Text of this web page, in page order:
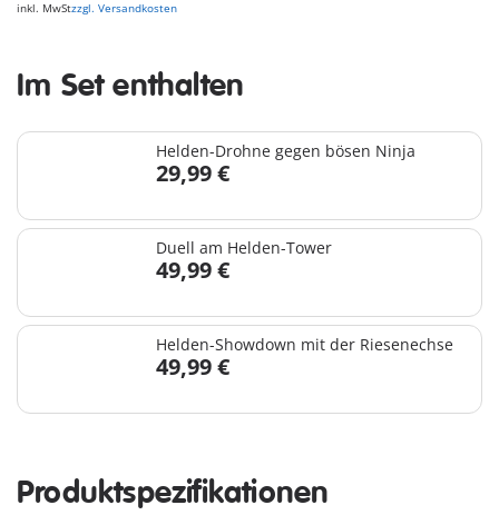
inkl. MwStzzgl. Versandkosten
Im Set enthalten
Helden-Drohne gegen bösen Ninja
29,99 €
Duell am Helden-Tower
49,99 €
Helden-Showdown mit der Riesenechse
49,99 €
Produktspezifikationen